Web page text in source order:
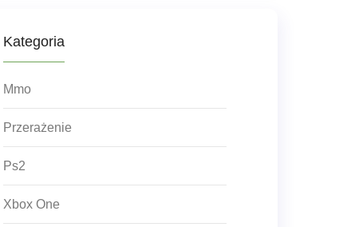
Kategoria
Mmo
Przerażenie
Ps2
Xbox One